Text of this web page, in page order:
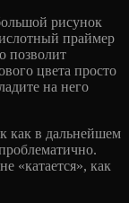
рисунок
праймер
позволит
цвета просто
на него
как в дальнейшем
«катается», как